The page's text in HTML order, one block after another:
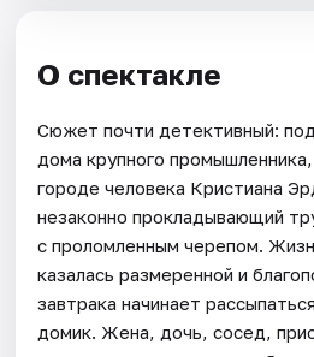
О спектакле
Сюжет почти детективный:
дома крупного
городе человека Кристиана
незаконно прокладывающий
с проломленным черепом.
казалась размеренной и
завтрака начинает
домик. Жена, дочь, сосед,